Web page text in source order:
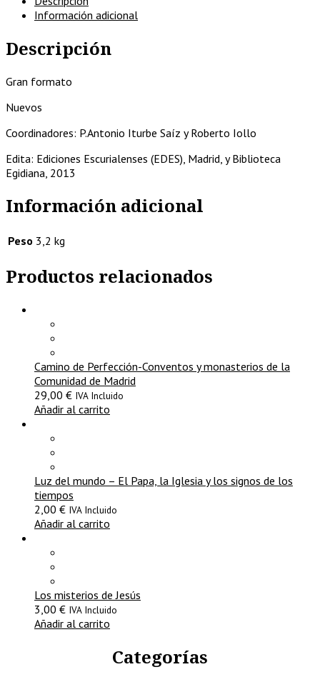
arte.
y
y
(corpus
cantidad
Información adicional
Descripción
Gran formato
Nuevos
Coordinadores: P.Antonio Iturbe Saíz y Roberto Iollo
Edita: Ediciones Escurialenses (EDES), Madrid, y Biblioteca
Egidiana, 2013
Información adicional
Peso 3,2 kg
Productos relacionados
Camino de Perfección-Conventos y monasterios de la
Comunidad de Madrid
29,00 € IVA Incluido
Añadir al carrito
Luz del mundo – El Papa, la Iglesia y los signos de los
tiempos
2,00 € IVA Incluido
Añadir al carrito
Los misterios de Jesús
3,00 € IVA Incluido
Añadir al carrito
Categorías